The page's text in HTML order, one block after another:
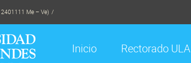
Me – Ve)
Inicio Rectorado ULA